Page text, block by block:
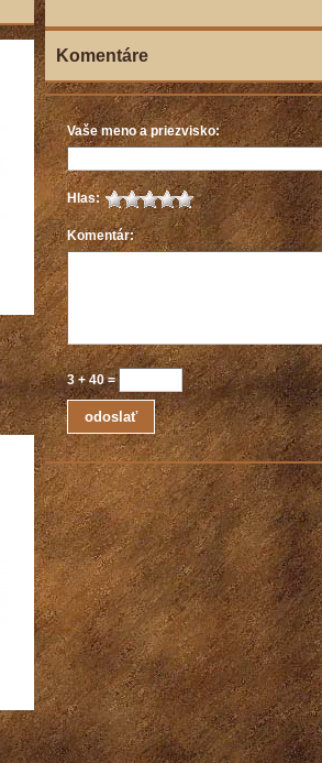
Komentáre
Vaše meno a priezvisko:
Hlas:
Komentár:
3 + 40=